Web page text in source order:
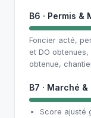
B6 · Permis &
Foncier acté,
et DO
obtenue,
B7 · Marché
Score ajusté